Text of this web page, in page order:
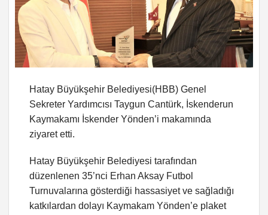
Hatay Büyükşehir Belediyesi(HBB) Genel
Sekreter Yardımcısı Taygun Cantürk, İskenderun
Kaymakamı İskender Yönden’i makamında
ziyaret etti.
Hatay Büyükşehir Belediyesi tarafından
düzenlenen 35’nci Erhan Aksay Futbol
Turnuvalarına gösterdiği hassasiyet ve sağladığı
katkılardan dolayı Kaymakam Yönden’e plaket